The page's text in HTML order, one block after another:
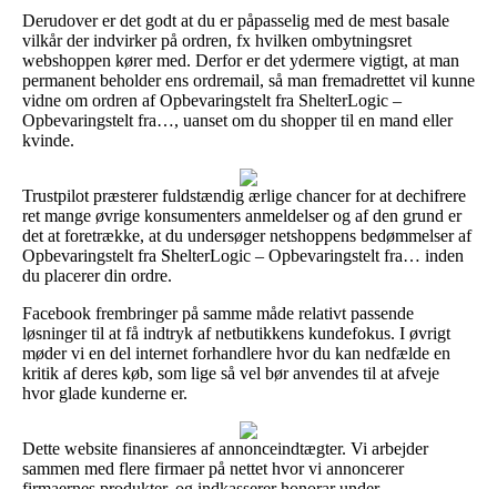
Derudover er det godt at du er påpasselig med de mest basale
vilkår der indvirker på ordren, fx hvilken ombytningsret
webshoppen kører med. Derfor er det ydermere vigtigt, at man
permanent beholder ens ordremail, så man fremadrettet vil kunne
vidne om ordren af Opbevaringstelt fra ShelterLogic –
Opbevaringstelt fra…, uanset om du shopper til en mand eller
kvinde.
Trustpilot præsterer fuldstændig ærlige chancer for at dechifrere
ret mange øvrige konsumenters anmeldelser og af den grund er
det at foretrække, at du undersøger netshoppens bedømmelser af
Opbevaringstelt fra ShelterLogic – Opbevaringstelt fra… inden
du placerer din ordre.
Facebook frembringer på samme måde relativt passende
løsninger til at få indtryk af netbutikkens kundefokus. I øvrigt
møder vi en del internet forhandlere hvor du kan nedfælde en
kritik af deres køb, som lige så vel bør anvendes til at afveje
hvor glade kunderne er.
Dette website finansieres af annonceindtægter. Vi arbejder
sammen med flere firmaer på nettet hvor vi annoncerer